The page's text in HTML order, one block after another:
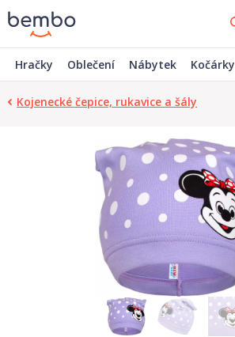
Hračky Oblečení Nábytek Kočárky
Kojenecké čepice, rukavice a šály